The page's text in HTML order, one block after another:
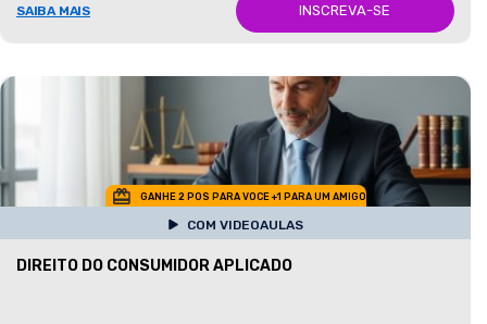
SAIBA MAIS INSCREVA-SE
GANHE 2 POS PARA VOCE +1 PARA UM AMIGO
COM VIDEOAULAS
DIREITO DO CONSUMIDOR APLICADO